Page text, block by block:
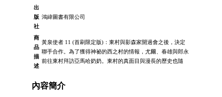
出
版
社
鴻緯圖書有限公司
商
品
描
述
黃泉使者 11 (首刷限定版)：東村與影森家開過會之後，決定
聯手合作。為了獲得神祕的西之村的情報，尤爾、春雄與郎永
前往東村拜訪亞馬哈奶奶。東村的真面目與漫長的歷史也隨
內容簡介